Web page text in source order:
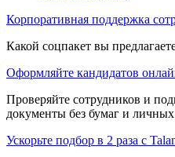
Корпоративная поддержка
Какой соцпакет вы
Оформляйте кандидатов
Проверяйте сотрудников и
документы без бумаг и личных
Ускорьте подбор в 2 раза с